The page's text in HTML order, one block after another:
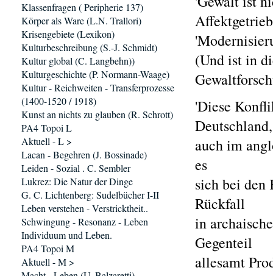
(Und ist in
'Diese
auch im
es
sich bei den
Rückfall
in
Gegenteil
allesamt
Klassenfragen ( Peripherie 137)
Körper als Ware (L.N. Trallori)
Krisengebiete (Lexikon)
Kulturbeschreibung (S.-J. Schmidt)
Kultur global (C. Langbehn))
Kulturgeschichte (P. Normann-Waage)
Kultur - Reichweiten - Transferprozesse
(1400-1520 / 1918)
Kunst an nichts zu glauben (R. Schrott)
PA4 Topoi L
Aktuell - L >
Lacan - Begehren (J. Bossinade)
Leiden - Sozial . C. Sembler
Lukrez: Die Natur der Dinge
G. C. Lichtenberg: Sudelbücher I-II
Leben verstehen - Verstricktheit..
Schwingung - Resonanz - Leben
Individuum und Leben.
PA4 Topoi M
Aktuell - M >